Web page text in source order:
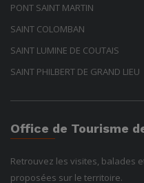
PONT SAINT MARTIN
SAINT COLOMBAN
SAINT LUMINE DE COUTAIS
SAINT PHILBERT DE GRAND LIEU
Office de Tourisme
Retrouvez les visites, balades
proposées sur le territoire.